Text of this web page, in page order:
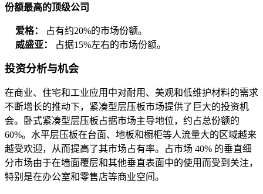
份额最高的顶级公司
爱格：
占有约20%的市场份额。
威盛亚：
占据15%左右的市场份额。
投资分析与机会
在商业、住宅和工业应用中对耐用、美观和低维护材料的需求
不断增长的推动下，紧凑型层压板市场提供了巨大的投资机
会。卧式紧凑型层压板占据市场主导地位，约占总份额的
60%。水平层压板在台面、地板和橱柜等人流量大的区域越来
越受欢迎，从而提高了其市场占有率。占市场 40% 的垂直细
分市场由于在墙面覆层和其他垂直表面中的使用而受到关注，
特别是在办公室和零售店等商业空间。